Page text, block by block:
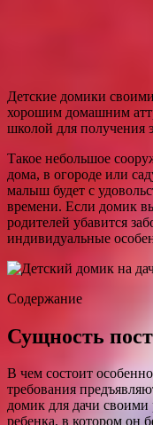
Детские домики
хорошим домашним
школой для получения
Такое небольшое
дома, в огороде или
малыш будет с
времени. Если домик
родителей убавится
индивидуальные
Содержание
Сущность
В чем состоит
требования
домик для дачи своими
ребенка, в котором он